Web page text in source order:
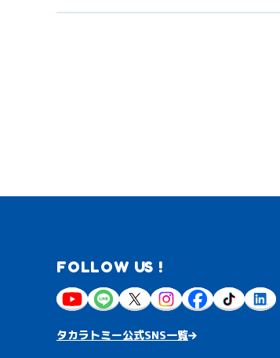
FOLLOW US !
タカラトミー公式SNS一覧